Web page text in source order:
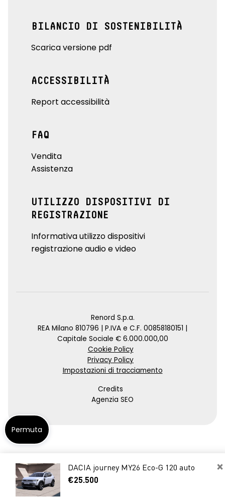
×
DACIA journey MY26 Eco-G 120 auto
€25.500
BILANCIO DI SOSTENIBILITÀ
Scarica versione pdf
ACCESSIBILITÀ
Report accessibilità
FAQ
Vendita
Assistenza
UTILIZZO DISPOSITIVI DI
REGISTRAZIONE
Informativa utilizzo dispositivi
registrazione audio e video
Renord S.p.a.
REA Milano 810796 | P.IVA e C.F. 00858180151 |
Capitale Sociale € 6.000.000,00
Cookie Policy
Privacy Policy
Impostazioni di tracciamento
Credits
Agenzia SEO
Permuta